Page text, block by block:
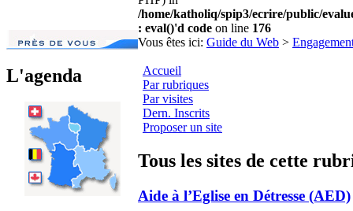
L'agenda
/home/katholiq/spip3/ecrire/public/
: eval()'d code on line 176
Vous êtes ici: Guide du Web >
Accueil
Par rubriques
Par visites
Dern. Inscrits
Proposer un site
Tous les sites de cette
Aide à l’Eglise en Détresse (AED)